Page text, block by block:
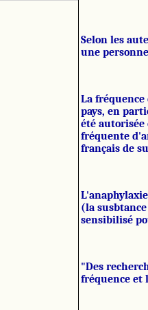
Selon les
une
La
pays, en
été
fréquente
français de
(la
sensibilisé
"Des
fréquence et